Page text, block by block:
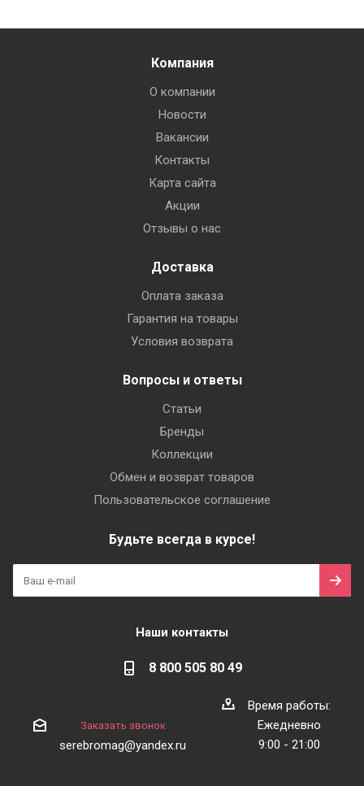
Компания
О компании
Новости
Вакансии
Контакты
Карта сайта
Акции
Отзывы о нас
Доставка
Оплата заказа
Гарантия на товары
Условия возврата
Вопросы и ответы
Статьи
Бренды
Коллекции
Обмен и возврат товаров
Пользовательское соглашение
Будьте всегда в курсе!
Наши контакты
8 800 505 80 49
Заказать звонок
serebromag@yandex.ru
Время работы:
Ежедневно
9:00 - 21:00